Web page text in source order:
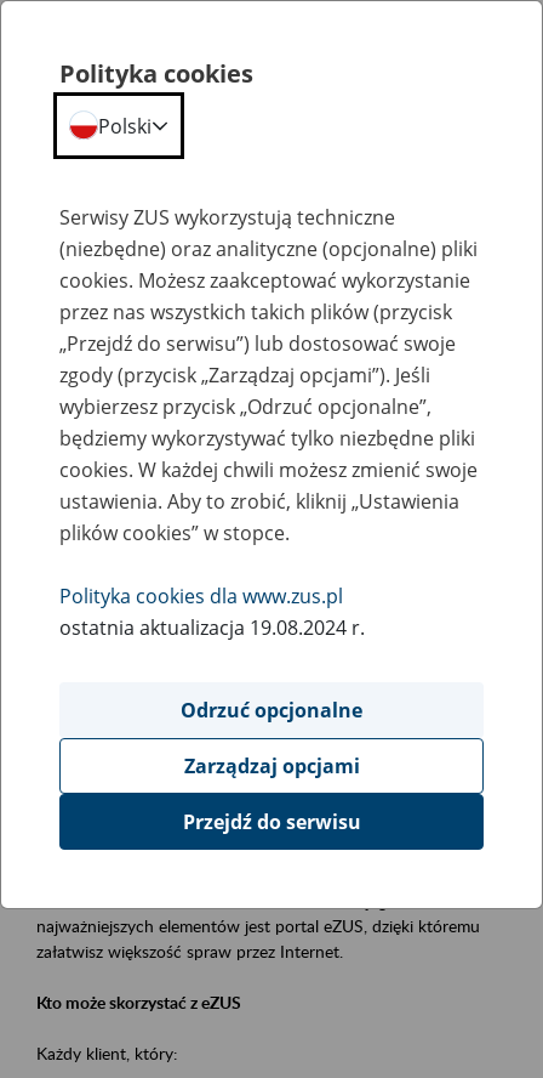
Szkolenia
Zaproś ZUS do siebie - zakładanie profili
eZUS w siedzibie Twojej firmy
Rodzaj wydarzenia
Szkolenia
Obszar merytoryczny
obsługa klientów
Opis wydarzenia
Platforma Usług Elektronicznych ZUS eZUS
najważniejszych elementów jest portal eZUS, dzięki któremu
załatwisz większość spraw przez Internet.
Kto może skorzystać z eZUS
Każdy klient, który:
Polityka cookies
Polski
Serwisy ZUS wykorzystują techniczne
(niezbędne) oraz analityczne (opcjonalne) pliki
cookies. Możesz zaakceptować wykorzystanie
przez nas wszystkich takich plików (przycisk
„Przejdź do serwisu”) lub dostosować swoje
zgody (przycisk „Zarządzaj opcjami”). Jeśli
wybierzesz przycisk „Odrzuć opcjonalne”,
będziemy wykorzystywać tylko niezbędne pliki
cookies. W każdej chwili możesz zmienić swoje
ustawienia. Aby to zrobić, kliknij „Ustawienia
plików cookies” w stopce.
Polityka cookies dla www.zus.pl
ostatnia aktualizacja 19.08.2024 r.
Odrzuć opcjonalne
Zarządzaj opcjami
Przejdź do serwisu